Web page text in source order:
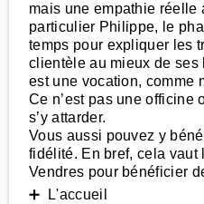
mais une empathie réelle
particulier Philippe, le
temps pour expliquer les
clientèle au mieux de ses
est une vocation, comme
Ce n’est pas une officine
s’y attarder.
Vous aussi pouvez y
fidélité. En bref, cela vaut
Vendres pour bénéficier
➕ L'accueil